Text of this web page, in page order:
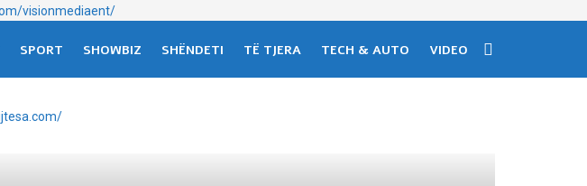
SPORT SHOWBIZ SHËNDETI TË TJERA TECH & AUTO VIDEO